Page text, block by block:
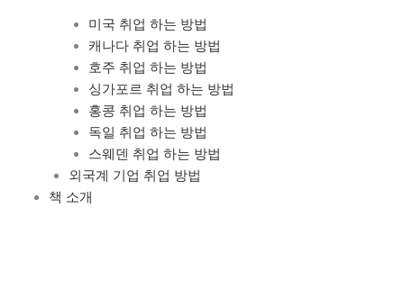
미국 취업 하는 방법
캐나다 취업 하는 방법
호주 취업 하는 방법
싱가포르 취업 하는 방법
홍콩 취업 하는 방법
독일 취업 하는 방법
스웨덴 취업 하는 방법
외국계 기업 취업 방법
책 소개